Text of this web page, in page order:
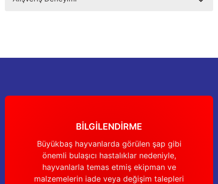
Bu ürüne benzer farklı alternatifler olmalı.
Gönder
BİLGİLENDİRME
Büyükbaş hayvanlarda görülen şap gibi
önemli bulaşıcı hastalıklar nedeniyle,
hayvanlarla temas etmiş ekipman ve
malzemelerin iade veya değişim talepleri